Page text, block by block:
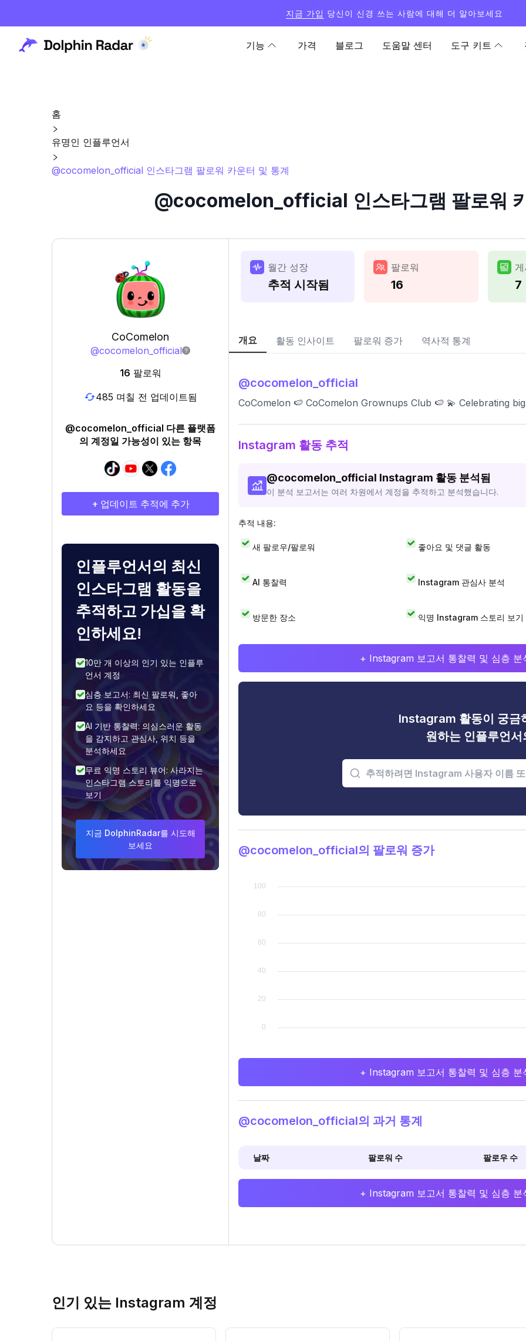
지금 가입 당신이 신경 쓰는 사람에 대해 더 알아보세요
기능 가격 블로그 도움말 센터 도구 키트
홈
유명인 인플루언서
@cocomelon_official 인스타그램 팔로워 카운터 및 통계
@cocomelon_official 인스타그램 팔로워
CoComelon
@cocomelon_official
16 팔로워
485 며칠 전 업데이트됨
@cocomelon_official 다른 플랫폼
의 계정일 가능성이 있는 항목
+ 업데이트 추적에 추가
인플루언서의 최신
인스타그램 활동을
추적하고 가십을 확
인하세요!
10만 개 이상의 인기 있는 인플루
언서 계정
심층 보고서: 최신 팔로워, 좋아
요 등을 확인하세요
AI 기반 통찰력: 의심스러운 활동
을 감지하고 관심사, 위치 등을
분석하세요
무료 익명 스토리 뷰어: 사라지는
인스타그램 스토리를 익명으로
보기
지금 DolphinRadar를 시도해
보세요
월간 성장
추적 시작됨
팔로워
16 7
개요 활동 인사이트 팔로워 증가 역사적 통계
@cocomelon_official
CoComelon 🍉 CoComelon Grownups Club 🍉 💫 Celebrating
Instagram 활동 추적
@cocomelon_official Instagram 활동 분석됨
이 분석 보고서는 여러 차원에서 계정을 추적하고 분석했습니다.
추적 내용:
새 팔로우/팔로워 좋아요 및 댓글 활동
AI 통찰력 Instagram 관심사 분석
방문한 장소 익명 Instagram 스토리 보기
+ Instagram 보고서 통찰력 및 심층 분
Instagram 활동이 궁금
원하는 인플루언서
@cocomelon_official의 팔로워 증가
+ Instagram 보고서 통찰력 및 심층 분
@cocomelon_official의 과거 통계
날짜 팔로워 수 팔로우 수
+ Instagram 보고서 통찰력 및 심층 분
인기 있는 Instagram 계정